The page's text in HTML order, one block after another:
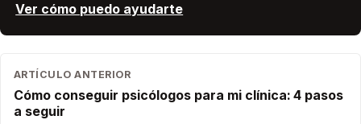
Ver cómo puedo ayudarte
ARTÍCULO ANTERIOR
Cómo conseguir psicólogos para mi clínica: 4 pasos
a seguir